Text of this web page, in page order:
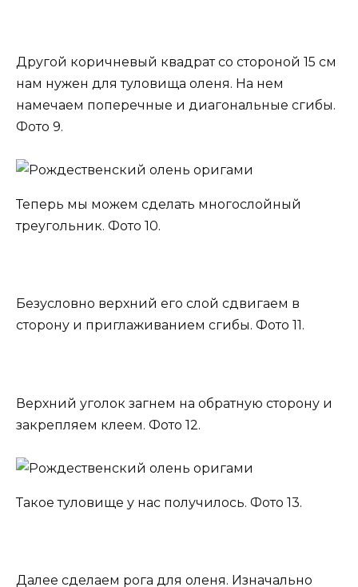
Другой коричневый квадрат со стороной 15 см
нам нужен для туловища оленя. На нем
намечаем поперечные и диагональные сгибы.
Фото 9.
Теперь мы можем сделать многослойный
треугольник. Фото 10.
Безусловно верхний его слой сдвигаем в
сторону и приглаживанием сгибы. Фото 11.
Верхний уголок загнем на обратную сторону и
закрепляем клеем. Фото 12.
Такое туловище у нас получилось. Фото 13.
Далее сделаем рога для оленя. Изначально